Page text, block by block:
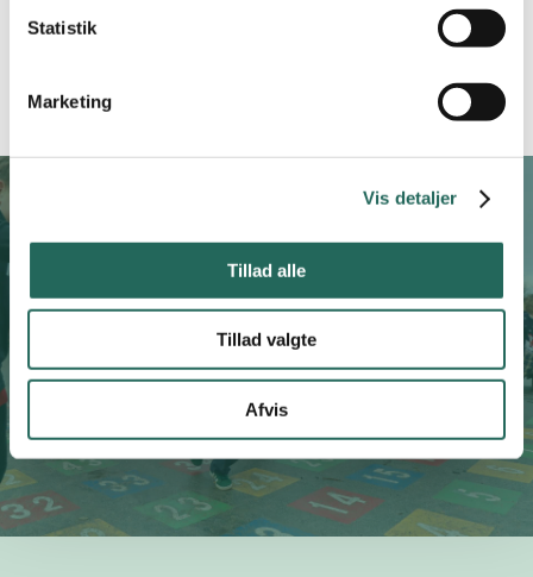
Statistik
Marketing
Vis detaljer
Tillad alle
Tillad valgte
Afvis
Prøv også“Månedens Leg”
Ja tak – Inspirér mig